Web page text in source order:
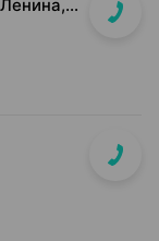
пр-т Независимости, д. 22 (вход с ул. Ленина, д. 7)